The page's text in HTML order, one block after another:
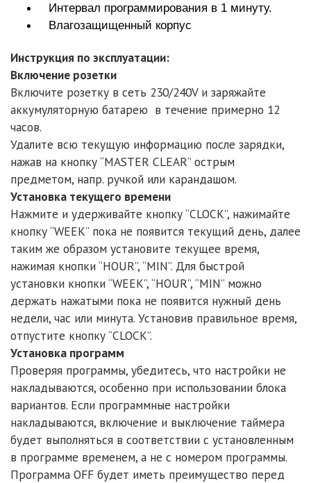
Интервал программирования в 1 минуту.
Влагозащищенный корпус
Инструкция по эксплуатации:
Включение розетки
Включите розетку в сеть 230/240V и заряжайте
аккумуляторную батарею в течение примерно 12
часов.
Удалите всю текущую информацию после зарядки,
нажав на кнопку “MASTER CLEAR” острым
предметом, напр. ручкой или карандашом.
Установка текущего времени
Нажмите и удерживайте кнопку “CLOCK”, нажимайте
кнопку “WEEK” пока не появится текущий день, далее
таким же образом установите текущее время,
нажимая кнопки “HOUR”, “MIN”. Для быстрой
установки кнопки “WEEK”, “HOUR”, “MIN” можно
держать нажатыми пока не появится нужный день
недели, час или минута. Установив правильное время,
отпустите кнопку “CLOCK”.
Установка программ
Проверяя программы, убедитесь, что настройки не
накладываются, особенно при использовании блока
вариантов. Если программные настройки
накладываются, включение и выключение таймера
будет выполняться в соответствии с установленным
в программе временем, а не с номером программы.
Программа OFF будет иметь преимущество перед